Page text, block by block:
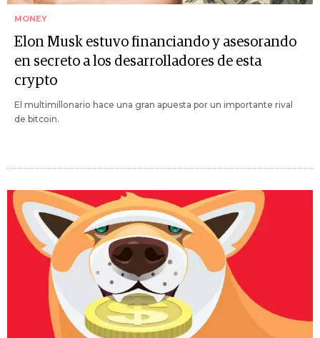
MONEY
Elon Musk estuvo financiando y asesorando
en secreto a los desarrolladores de esta
crypto
El multimillonario hace una gran apuesta por un importante rival
de bitcoin.